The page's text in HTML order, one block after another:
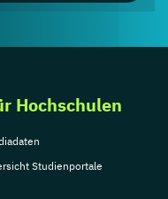
Hochschulen
Studienportale